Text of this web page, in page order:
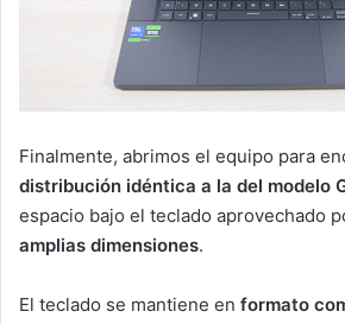
Finalmente, abrimos el equipo para
distribución idéntica a la del modelo
espacio bajo el teclado aprovechado
amplias dimensiones.
El teclado se mantiene en formato